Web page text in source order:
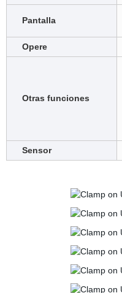
Pantalla
Opere
Otras funciones
Sensor